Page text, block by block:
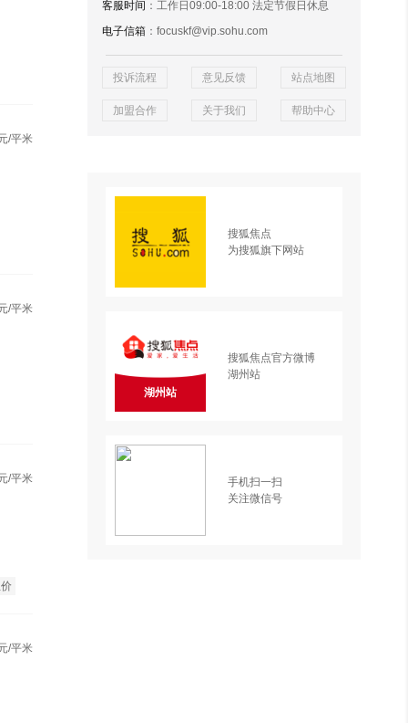
/平米
/平米
/平米
/平米
客服时间 ：工作日09:00-18:00 法定节假日休息
电子信箱 ：focuskf@vip.sohu.com
投诉流程 意见反馈 站点地图
加盟合作 关于我们 帮助中心
搜狐焦点
为搜狐旗下网站
湖州站
搜狐焦点官方微博
湖州站
手机扫一扫
关注微信号